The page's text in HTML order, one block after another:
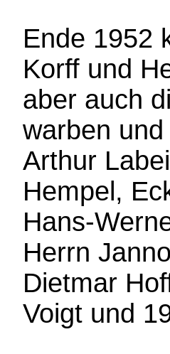
Ende 1952
Korff und
aber auch
warben
Arthur
Hempel,
Hans-
Herrn
Dietmar
Voigt und